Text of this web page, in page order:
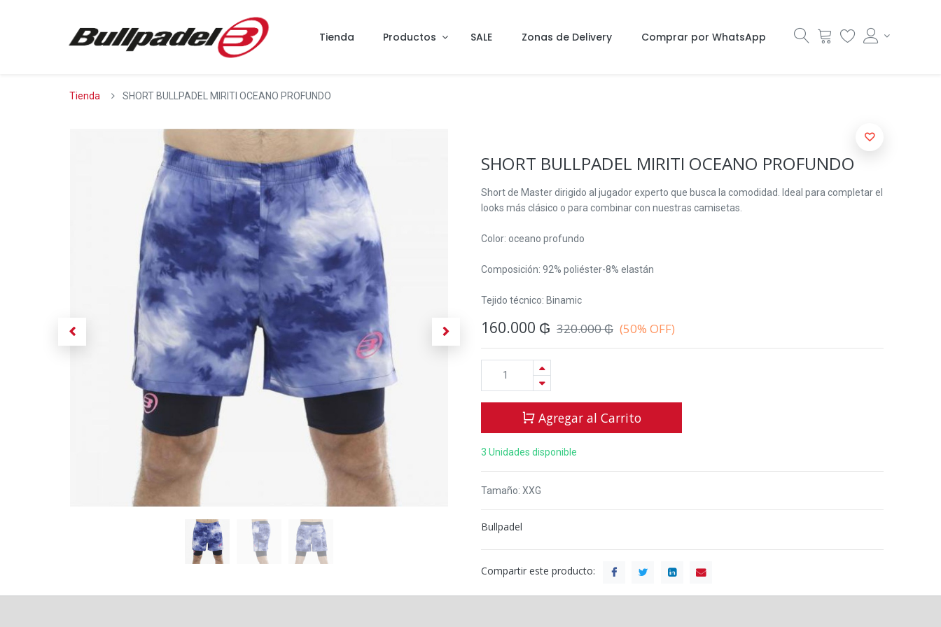
Tienda Productos SALE Zonas de Delivery Comprar por WhatsApp
Tienda SHORT BULLPADEL MIRITI OCEANO PROFUNDO
SHORT BULLPADEL MIRITI OCEANO PROFUNDO
Short de Master dirigido al jugador experto que busca la comodidad. Ideal para completar el
looks más clásico o para combinar con nuestras camisetas.
Color: oceano profundo
Composición: 92% poliéster-8% elastán
Tejido técnico: Binamic
160.000 ₲ 320.000₲ (50% OFF)
Agregar al Carrito
3 Unidades disponible
Tamaño: XXG
Bullpadel
Compartir este producto: